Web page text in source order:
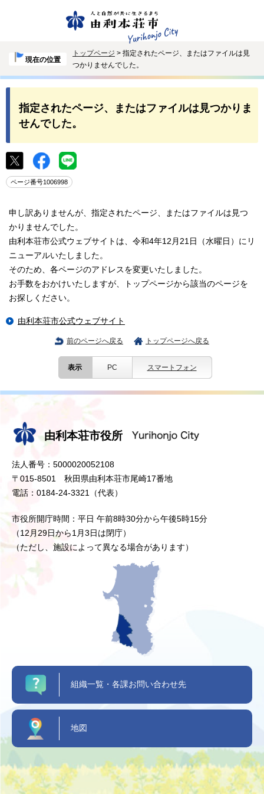
現在の位置
トップページ > 指定されたページ、またはファイルは見
つかりませんでした。
指定されたページ、またはファイルは見つかりま
せんでした。
ページ番号1006998
申し訳ありませんが、指定されたページ、またはファイルは見つ
かりませんでした。
由利本荘市公式ウェブサイトは、令和4年12月21日（水曜日）にリ
ニューアルいたしました。
そのため、各ページのアドレスを変更いたしました。
お手数をおかけいたしますが、トップページから該当のページを
お探しください。
由利本荘市公式ウェブサイト
前のページへ戻る トップページへ戻る
表示 PC スマートフォン
由利本荘市役所
法人番号：5000020052108
〒015-8501 秋田県由利本荘市尾崎17番地
電話：0184-24-3321（代表）
市役所開庁時間：平日 午前8時30分から午後5時15分
（12月29日から1月3日は閉庁）
（ただし、施設によって異なる場合があります）
組織一覧・各課お問い合わせ先
地図